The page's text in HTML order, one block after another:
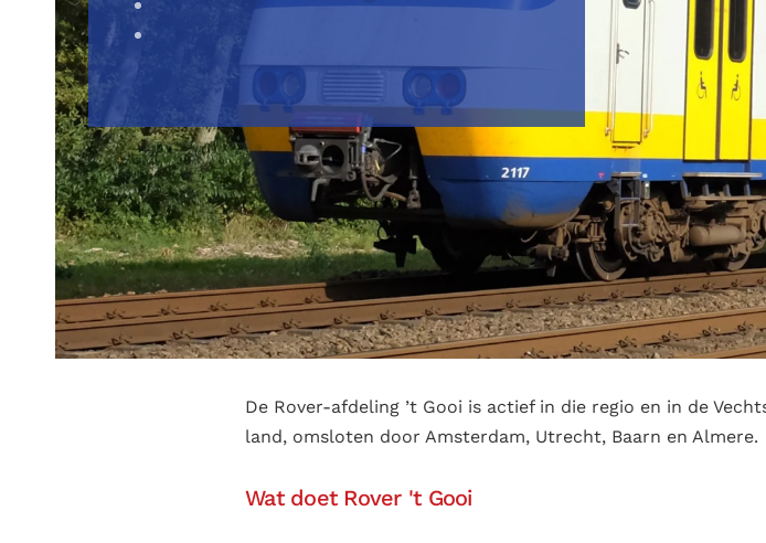
De Rover-afdeling ’t Gooi is actief in die regio en in de
land, omsloten door Amsterdam, Utrecht, Baarn en Almere.
Wat doet Rover 't Gooi